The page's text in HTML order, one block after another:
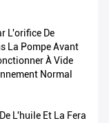
L'orifice De
La Pompe Avant
À Vide
Normal
L'huile Et La Fera